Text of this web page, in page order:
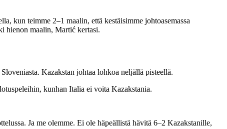
kun teimme 2–1 maalin, että kestäisimme johtoasemassa
hienon maalin, Martić kertasi.
Kazakstan johtaa lohkoa neljällä pisteellä.
kunhan Italia ei voita Kazakstania.
Ja me olemme. Ei ole häpeällistä hävitä 6–2 Kazakstanille,